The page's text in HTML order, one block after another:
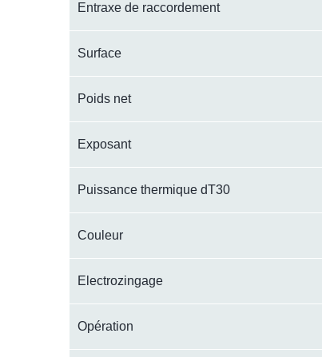
Entraxe de raccordement
Surface
Poids net
Exposant
Puissance thermique dT30
Couleur
Electrozingage
Opération